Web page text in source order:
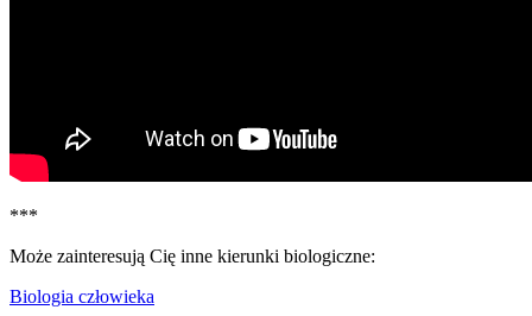
***
Może zainteresują Cię inne kierunki biologiczne:
Biologia człowieka